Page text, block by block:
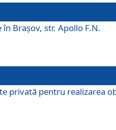
Brașov, str. Apollo F.N.
pentru realizarea